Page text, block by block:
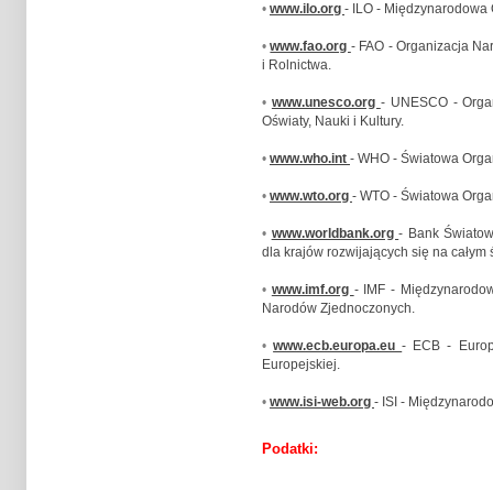
• www.ilo.org - ILO - Międzynarodowa
• www.fao.org - FAO - Organizacja
i Rolnictwa.
• www.unesco.org - UNESCO -
Oświaty, Nauki i Kultury.
• www.who.int - WHO - Światowa
• www.wto.org - WTO - Światowa
• www.worldbank.org- Bank
dla krajów rozwijających się na całym
• www.imf.org - IMF -
Narodów Zjednoczonych.
• www.ecb.europa.eu- ECB -
Europejskiej.
• www.isi-web.org - ISI -
Podatki: